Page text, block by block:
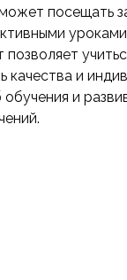
посещать
качества и
и